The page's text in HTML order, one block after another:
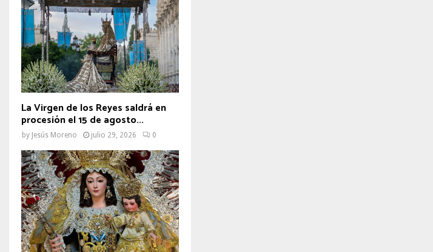
La Virgen de los Reyes saldrá en
procesión el 15 de agosto...
by Jesús Moreno julio 29, 2026 0